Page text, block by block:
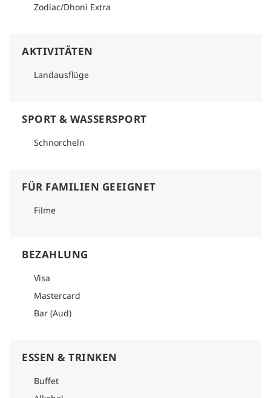
Zodiac/Dhoni Extra
AKTIVITÄTEN
Landausflüge
SPORT & WASSERSPORT
Schnorcheln
FÜR FAMILIEN GEEIGNET
Filme
BEZAHLUNG
Visa
Mastercard
Bar (Aud)
ESSEN & TRINKEN
Buffet